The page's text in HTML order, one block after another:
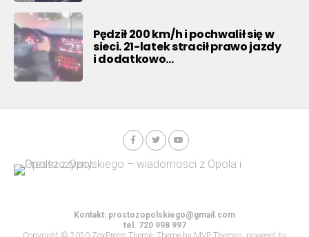
Pędził 200 km/h i pochwalił się w
sieci. 21-latek stracił prawo jazdy
i dodatkowo…
Kontakt: prostozopolskiego@gmail.com
tel. 720 998 997